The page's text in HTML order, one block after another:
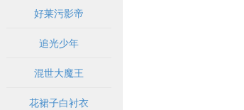
好莱污影帝
追光少年
混世大魔王
花裙子白衬衣